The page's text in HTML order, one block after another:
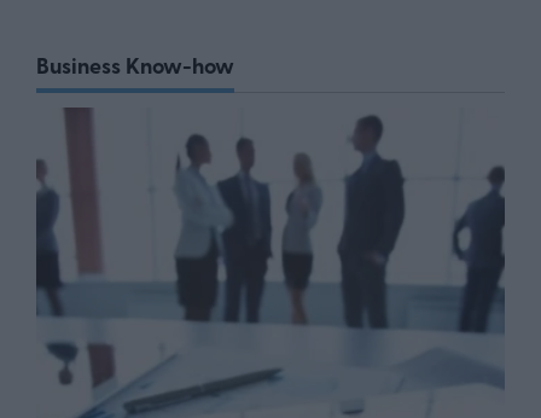
Business Know-how